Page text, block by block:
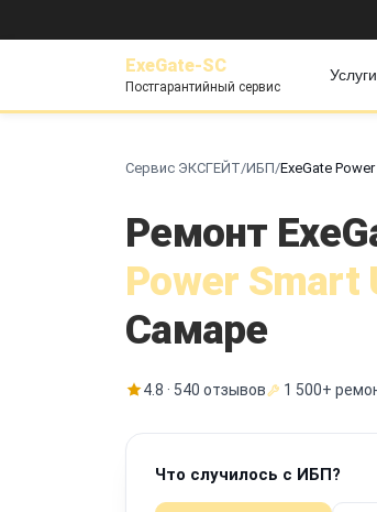
ExeGate-SC
Постгарантийный сервис
Услуги
Сервис ЭКСГЕЙТ/ИБП/ExeGate
Ремонт
Power Smart
Самаре
4.8 · 540 отзывов 1 500+
Что случилось с ИБП?